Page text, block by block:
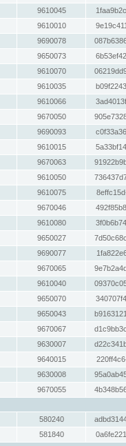
9610045
9610010
9690078
9650073
9610070
9610035
9610066
9670050
9690093
9610015
9670063
9610050
9610075
9670046
9610080
9650027
9690077
9670065
9610040
9650070
9650043
9670067
9630007
9640015
9630008
9670055
580240
581840